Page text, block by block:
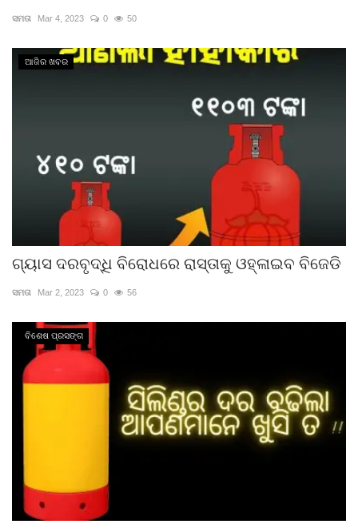
ସଂସ୍କୃତି
ସମତା Mar 4, 2023 0 50
ଆଜିର ଖବର
ଗ୍ୟାସ ଦରବୃଦ୍ଧି ବିରୋଧରେ ରାସ୍ତାକୁ ଓହ୍ଳାଇବ ବିଜେଡି
ସମତା Mar 2, 2023 0 56
ବିଶେଷ ପ୍ରସଙ୍ଗ